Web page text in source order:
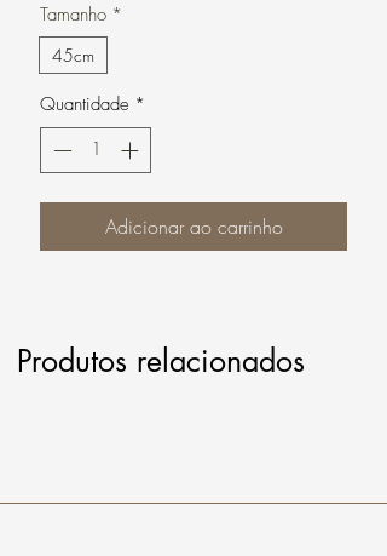
Tamanho *
45cm
Quantidade *
Adicionar ao carrinho
Produtos relacionados